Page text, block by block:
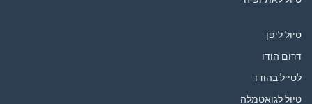
טיול ליפן
דרום הודו
לטייל בהודו
טיול לגואטמלה